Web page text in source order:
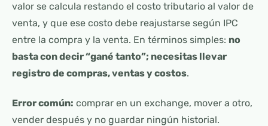
valor se calcula restando el costo tributario al valor de
venta, y que ese costo debe reajustarse según IPC
entre la compra y la venta. En términos simples: no
basta con decir “gané tanto”; necesitas llevar
registro de compras, ventas y costos.
Error común: comprar en un exchange, mover a otro,
vender después y no guardar ningún historial.